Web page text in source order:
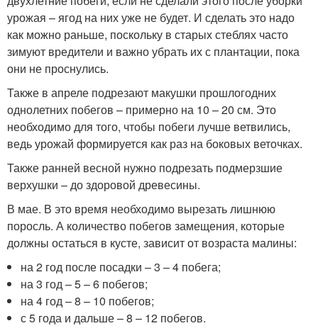
урожая – ягод на них уже не будет. И сделать это надо
как можно раньше, поскольку в старых стеблях часто
зимуют вредители и важно убрать их с плантации, пока
они не проснулись.
Также в апреле подрезают макушки прошлогодних
однолетних побегов – примерно на 10 – 20 см. Это
необходимо для того, чтобы побеги лучше ветвились,
ведь урожай формируется как раз на боковых веточках.
Также ранней весной нужно подрезать подмерзшие
верхушки – до здоровой древесины.
В мае. В это время необходимо вырезать лишнюю
поросль. А количество побегов замещения, которые
должны остаться в кусте, зависит от возраста малины:
на 2 год после посадки – 3 – 4 побега;
на 3 год – 5 – 6 побегов;
на 4 год – 8 – 10 побегов;
с 5 года и дальше – 8 – 12 побегов.